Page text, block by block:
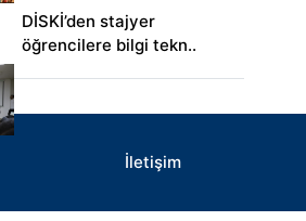
DİSKİ’den stajyer
öğrencilere bilgi tekn..
İletişim